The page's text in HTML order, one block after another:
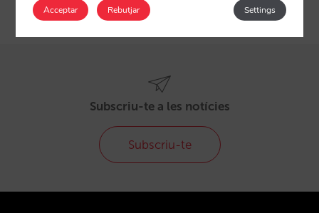
Subscriu-te a les notícies
Subscriu-te
Acceptar Settings
Rebutjar